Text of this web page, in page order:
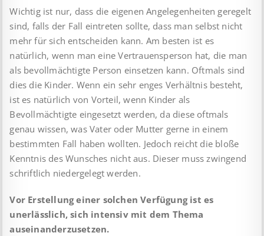
Wichtig ist nur, dass die eigenen Angelegenheiten geregelt
sind, falls der Fall eintreten sollte, dass man selbst nicht
mehr für sich entscheiden kann. Am besten ist es
natürlich, wenn man eine Vertrauensperson hat, die man
als bevollmächtigte Person einsetzen kann. Oftmals sind
dies die Kinder. Wenn ein sehr enges Verhältnis besteht,
ist es natürlich von Vorteil, wenn Kinder als
Bevollmächtigte eingesetzt werden, da diese oftmals
genau wissen, was Vater oder Mutter gerne in einem
bestimmten Fall haben wollten. Jedoch reicht die bloße
Kenntnis des Wunsches nicht aus. Dieser muss zwingend
schriftlich niedergelegt werden.
Vor Erstellung einer solchen Verfügung ist es
unerlässlich, sich intensiv mit dem Thema
auseinanderzusetzen.